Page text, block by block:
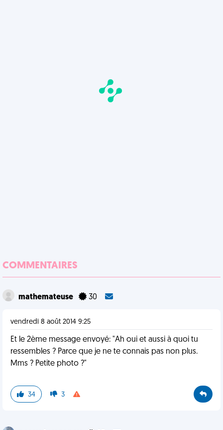
COMMENTAIRES
mathemateuse 30
vendredi 8 août 2014 9:25
Et le 2ème message envoyé: "Ah oui et aussi à quoi tu
ressembles ? Parce que je ne te connais pas non plus.
Mms ? Petite photo ?"
34 3